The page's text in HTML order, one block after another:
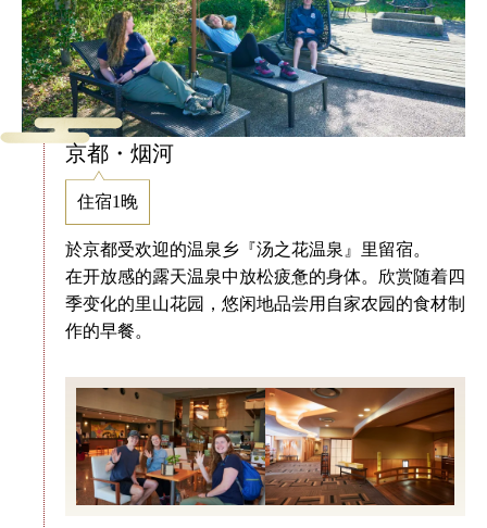
京都・烟河
住宿1晚
於京都受欢迎的温泉乡『汤之花温泉』里留宿。
在开放感的露天温泉中放松疲惫的身体。欣赏随着四
季变化的里山花园，悠闲地品尝用自家农园的食材制
作的早餐。